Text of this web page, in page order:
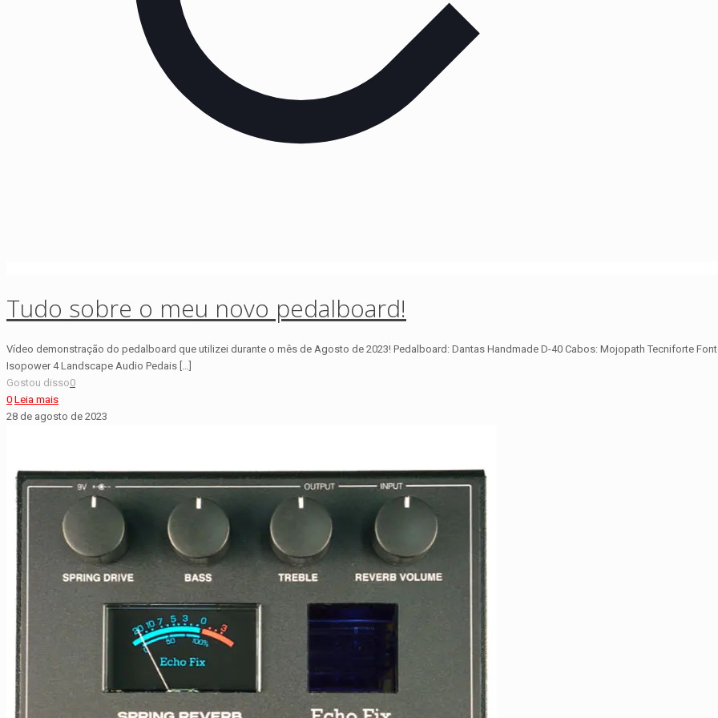
Tudo sobre o meu novo pedalboard!
Vídeo demonstração do pedalboard que utilizei durante o mês de Agosto de 2023! Pedalboard: Dantas Handmade D-40 Cabos: Mojopath Tecniforte
Isopower 4 Landscape Audio Pedais […]
Gostou disso0
0 Leia mais
28 de agosto de 2023